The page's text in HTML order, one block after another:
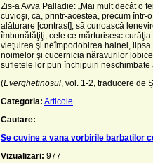
Zis-a Avva Palladie: „Mai mult decât o
cuvioşi, ca, printr-acestea, precum într-
alăturare [contrast], să cunoască
îmbunătăţiţi, cele ce mărturisesc
vieţuirea şi neîmpodobirea hainei,
noimelor şi cucernicia năravurilor
sufletele lor pun închi­puiri neschimbate
(Everghetinosul , vol. 1-2, traducere de
Categoria: Articole
Cautare:
Se cuvine a vana vorbirile barbatilor
Vizualizari: 977